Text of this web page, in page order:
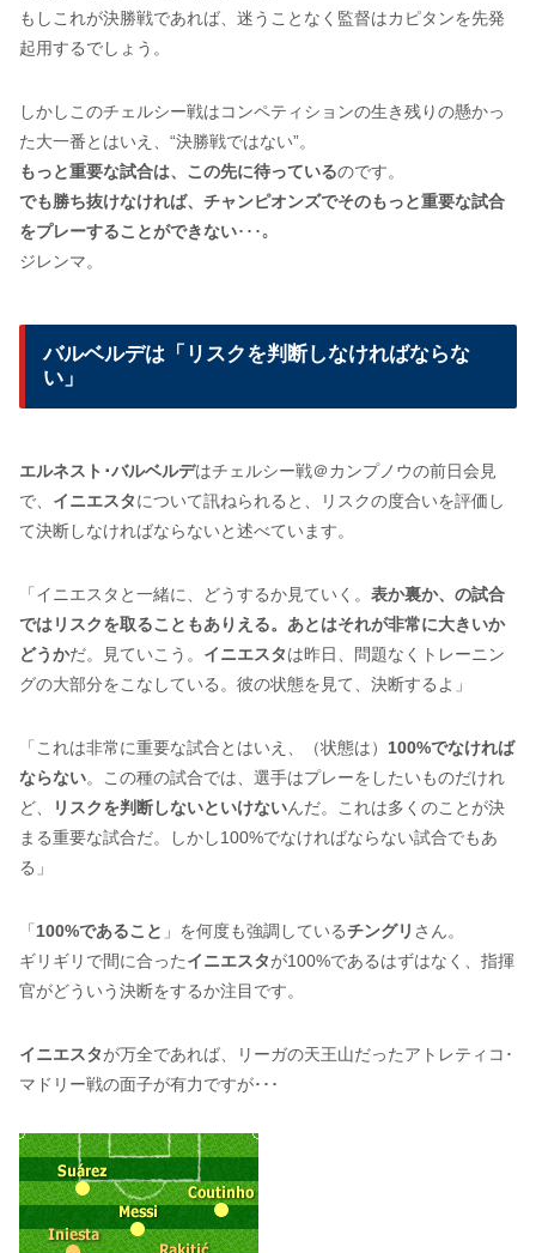
もしこれが決勝戦であれば、迷うことなく監督はカピタンを先発
起用するでしょう。
しかしこのチェルシー戦はコンペティションの生き残りの懸かっ
た大一番とはいえ、“決勝戦ではない”。
もっと重要な試合は、この先に待っているのです。
でも勝ち抜けなければ、チャンピオンズでそのもっと重要な試合
をプレーすることができない･･･。
ジレンマ。
バルベルデは「リスクを判断しなければならな
い」
エルネスト･バルベルデはチェルシー戦＠カンプノウの前日会見
で、 イニエスタについて訊ねられると、リスクの度合いを評価し
て決断しなければならないと述べています。
「イニエスタと一緒に、どうするか見ていく。 表か裏か、の試合
ではリスクを取ることもありえる。あとはそれが非常に大きいか
どうかだ。見ていこう。 イニエスタは昨日、問題なくトレーニン
グの大部分をこなしている。彼の状態を見て、決断するよ」
「これは非常に重要な試合とはいえ、（状態は） 100%でなければ
ならない。この種の試合では、選手はプレーをしたいものだけれ
ど、
リスクを判断しないといけないんだ。これは多くのことが決
まる重要な試合だ。しかし100%でなければならない試合でもあ
る」
「 100%であること 」を何度も強調しているチングリ さん。
ギリギリで間に合ったイニエスタが100%であるはずはなく、指揮
官がどういう決断をするか注目です。
イニエスタが万全であれば、リーガの天王山だったアトレティコ･
マドリー戦の面子が有力ですが･･･